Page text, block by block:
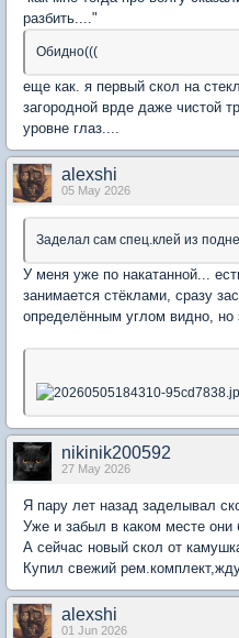
разбить...."
Обидно(((
еще как. я первый скол на
загородной врде даже чистой
уровне глаз....
alexshi
05 May 2026
Заделал сам спец.клей из
У меня уже по накатанной...
занимается стёклами, сразу
определённым углом видно, но
nikinik200592
27 May 2026
Я пару лет назад заделывал
Уже и забыл в каком месте они
А сейчас новый скол от
Купил свежий
alexshi
01 Jun 2026